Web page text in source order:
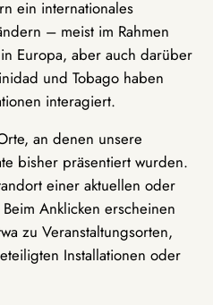
ein internationales
– meist im Rahmen
Europa, aber auch darüber
und Tobago haben
interagiert.
an denen unsere
bisher präsentiert wurden.
einer aktuellen oder
Anklicken erscheinen
zu Veranstaltungsorten,
Installationen oder